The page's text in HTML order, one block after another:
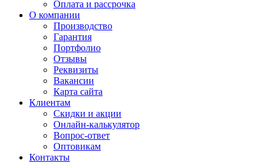
Оплата и рассрочка
О компании
Производство
Гарантия
Портфолио
Отзывы
Реквизиты
Вакансии
Карта сайта
Клиентам
Скидки и акции
Онлайн-калькулятор
Вопрос-ответ
Оптовикам
Контакты